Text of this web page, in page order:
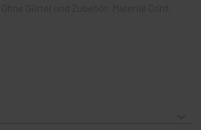
Gürtel und Zubehör. Material Cord: